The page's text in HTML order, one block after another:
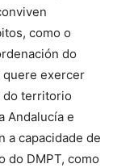
como o
do
quere exercer
do territorio
Andalucía e
a capacidade de
do DMPT, como